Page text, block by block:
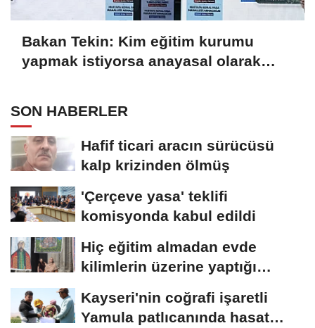
Bakan Tekin: Kim eğitim kurumu
yapmak istiyorsa anayasal olarak
SON HABERLER
Hafif ticari aracın sürücüsü
kalp krizinden ölmüş
'Çerçeve yasa' teklifi
komisyonda kabul edildi
Hiç eğitim almadan evde
kilimlerin üzerine yaptığı
Kayseri'nin coğrafi işaretli
Yamula patlıcanında hasat